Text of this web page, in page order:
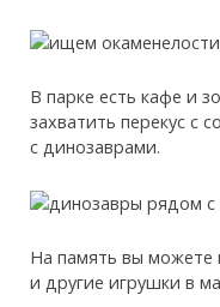
В парке есть кафе и
захватить перекус с
с динозаврами.
На память вы можете
и другие игрушки в